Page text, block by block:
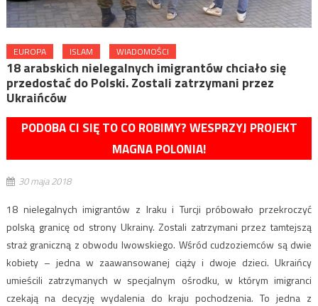
EUROPA ISLAM WIADOMOŚCI
18 arabskich nielegalnych imigrantów chciało się
przedostać do Polski. Zostali zatrzymani przez
Ukraińców
PODOBA CI SIĘ TO CO ROBIMY? WESPRZYJ PROJEKT
MAGNA POLONIA!
30 maja 2018
18 nielegalnych imigrantów z Iraku i Turcji próbowało przekroczyć
polską granicę od strony Ukrainy. Zostali zatrzymani przez tamtejszą
straż graniczną z obwodu lwowskiego. Wśród cudzoziemców są dwie
kobiety – jedna w zaawansowanej ciąży i dwoje dzieci. Ukraińcy
umieścili zatrzymanych w specjalnym ośrodku, w którym imigranci
czekają na decyzję wydalenia do kraju pochodzenia. To jedna z